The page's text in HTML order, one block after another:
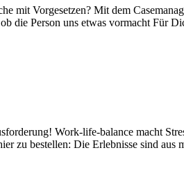
mit Vorgesetzen? Mit dem
die Person uns etwas vormacht Für
Work-life-balance macht
zu bestellen: Die Erlebnisse sind aus